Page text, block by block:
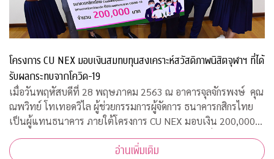
โครงการ CU NEX มอบเงินสมทบทุนสงเคราะห์สวัสดิภาพนิสิตจุฬาฯ ที่ได้
รับผลกระทบจากโควิด-19
เมื่อวันพฤหัสบดีที่ 28 พฤษภาคม 2563 ณ อาคารจุลจักรพงษ์ คุณ
ณพวิทย์ โทเทอดวิไล ผู้ช่วยกรรมการผู้จัดการ ธนาคารกสิกรไทย
เป็นผู้แทนธนาคาร ภายใต้โครงการ CU NEX มอบเงิน 200,000
บาท ร่วมสมทบทุนสงเคราะห์สวัสดิภาพนิสิตจุฬาฯ ที่ได้รับผลกระ
ทบจากการแพร่ระบาดของเชื้อไอ่านเพิ่มเติม